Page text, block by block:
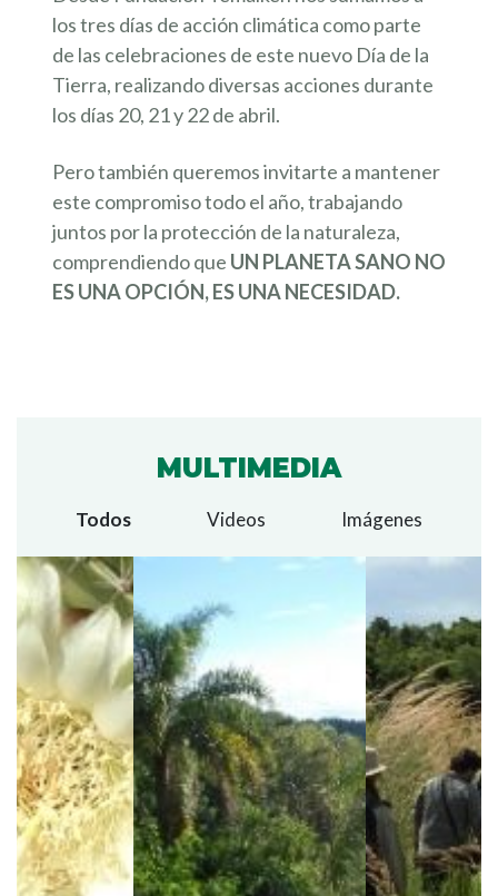
los tres días de acción climática como parte
de las celebraciones de este nuevo Día de la
Tierra, realizando diversas acciones durante
los días 20, 21 y 22 de abril.
Pero también queremos invitarte a mantener
este compromiso todo el año, trabajando
juntos por la protección de la naturaleza,
comprendiendo que UN PLANETA SANO NO
ES UNA OPCIÓN, ES UNA NECESIDAD.
MULTIMEDIA
Todos Videos Imágenes